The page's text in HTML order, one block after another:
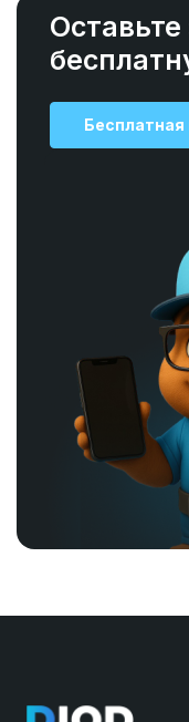
Оставьте
Бесплатная